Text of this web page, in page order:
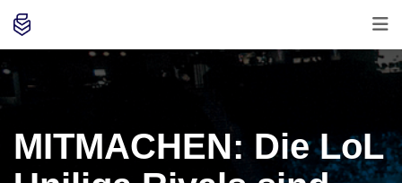
MITMACHEN: Die LoL